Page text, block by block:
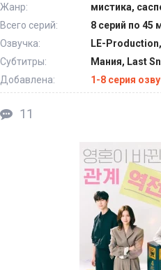
Жанр:
мистика,
Всего серий:
8 серий по 45
Озвучка:
LE-
Субтитры:
Мания, Last
Добавлена:
1-8 серия
11